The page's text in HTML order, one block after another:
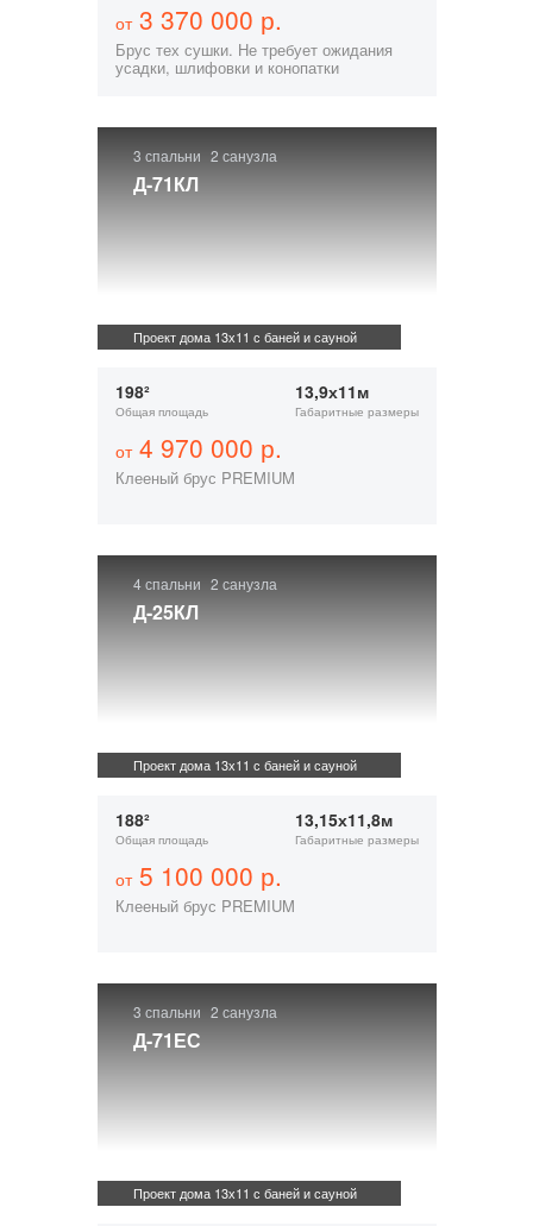
от3 370 000 р.
Брус тех сушки. Не требует ожидания
усадки, шлифовки и конопатки
3 спальни 2 санузла
Д-71КЛ
Проект дома 13х11 с баней и сауной
198²
Общая площадь
13,9х11м
Габаритные размеры
от4 970 000 р.
Клееный брус PREMIUM
4 спальни 2 санузла
Д-25КЛ
Проект дома 13х11 с баней и сауной
188²
Общая площадь
13,15х11,8м
Габаритные размеры
от5 100 000 р.
Клееный брус PREMIUM
3 спальни 2 санузла
Д-71ЕС
Проект дома 13х11 с баней и сауной